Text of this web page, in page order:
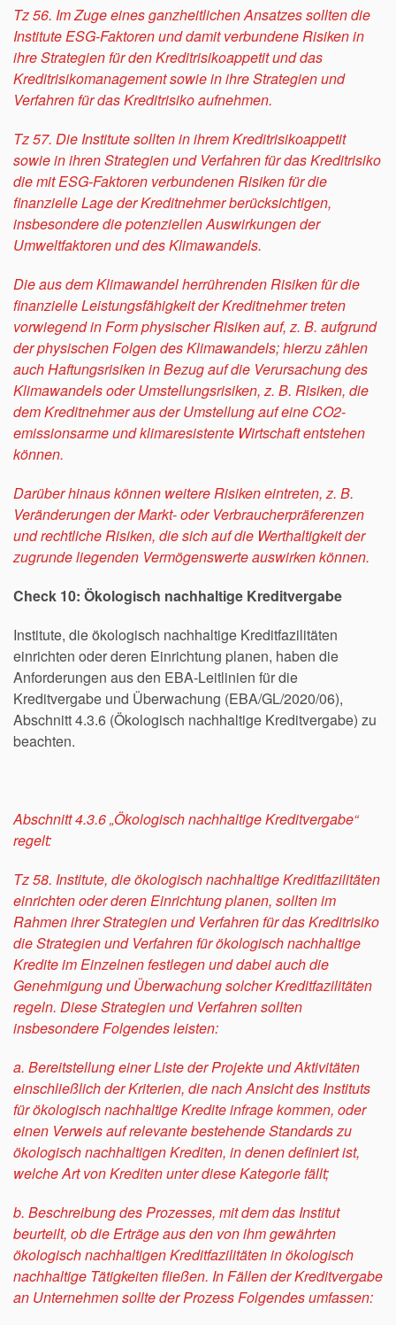
Tz 56. Im Zuge eines ganzheitlichen Ansatzes sollten die
Institute ESG-Faktoren und damit verbundene Risiken in
ihre Strategien für den Kreditrisikoappetit und das
Kreditrisikomanagement sowie in ihre Strategien und
Verfahren für das Kreditrisiko aufnehmen.
Tz 57. Die Institute sollten in ihrem Kreditrisikoappetit
sowie in ihren Strategien und Verfahren für das Kreditrisiko
die mit ESG-Faktoren verbundenen Risiken für die
finanzielle Lage der Kreditnehmer berücksichtigen,
insbesondere die potenziellen Auswirkungen der
Umweltfaktoren und des Klimawandels.
Die aus dem Klimawandel herrührenden Risiken für die
finanzielle Leistungsfähigkeit der Kreditnehmer treten
vorwiegend in Form physischer Risiken auf, z. B. aufgrund
der physischen Folgen des Klimawandels; hierzu zählen
auch Haftungsrisiken in Bezug auf die Verursachung des
Klimawandels oder Umstellungsrisiken, z. B. Risiken, die
dem Kreditnehmer aus der Umstellung auf eine CO2-
emissionsarme und klimaresistente Wirtschaft entstehen
können.
Darüber hinaus können weitere Risiken eintreten, z. B.
Veränderungen der Markt- oder Verbraucherpräferenzen
und rechtliche Risiken, die sich auf die Werthaltigkeit der
zugrunde liegenden Vermögenswerte auswirken können.
Check 10: Ökologisch nachhaltige Kreditvergabe
Institute, die ökologisch nachhaltige Kreditfazilitäten
einrichten oder deren Einrichtung planen, haben die
Anforderungen aus den EBA-Leitlinien für die
Kreditvergabe und Überwachung (EBA/GL/2020/06),
Abschnitt 4.3.6 (Ökologisch nachhaltige Kreditvergabe) zu
beachten.
Abschnitt 4.3.6 „Ökologisch nachhaltige Kreditvergabe“
regelt:
Tz 58. Institute, die ökologisch nachhaltige Kreditfazilitäten
einrichten oder deren Einrichtung planen, sollten im
Rahmen ihrer Strategien und Verfahren für das Kreditrisiko
die Strategien und Verfahren für ökologisch nachhaltige
Kredite im Einzelnen festlegen und dabei auch die
Genehmigung und Überwachung solcher Kreditfazilitäten
regeln. Diese Strategien und Verfahren sollten
insbesondere Folgendes leisten:
a. Bereitstellung einer Liste der Projekte und Aktivitäten
einschließlich der Kriterien, die nach Ansicht des Instituts
für ökologisch nachhaltige Kredite infrage kommen, oder
einen Verweis auf relevante bestehende Standards zu
ökologisch nachhaltigen Krediten, in denen definiert ist,
welche Art von Krediten unter diese Kategorie fällt;
b. Beschreibung des Prozesses, mit dem das Institut
beurteilt, ob die Erträge aus den von ihm gewährten
ökologisch nachhaltigen Kreditfazilitäten in ökologisch
nachhaltige Tätigkeiten fließen. In Fällen der Kreditvergabe
an Unternehmen sollte der Prozess Folgendes umfassen: